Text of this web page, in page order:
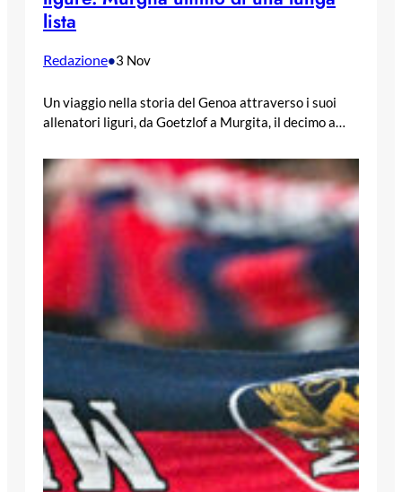
lista
Redazione•3 Nov
Un viaggio nella storia del Genoa attraverso i suoi
allenatori liguri, da Goetzlof a Murgita, il decimo a…